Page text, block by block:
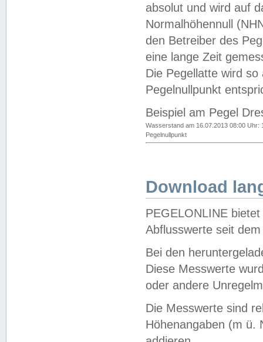
absolut und wird auf
Normalhöhennull
den Betreiber des
eine lange Zeit
Die Pegellatte wird
Pegelnullpunkt
Beispiel am Pegel
Wasserstand am 16.07.2013 08:00 Uhr:
Pegelnullpunkt
Download
PEGELONLINE
Abflusswerte seit
Bei den
Diese Messwerte
oder andere
Die Messwerte sind
Höhenangaben (m ü.